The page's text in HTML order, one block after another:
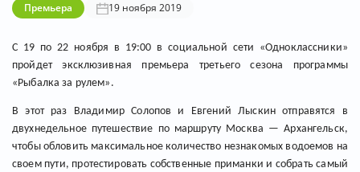
Премьера 19 ноября 2019
С 19 по 22 ноября в 19:00 в социальной сети «Одноклассники»
пройдет эксклюзивная премьера третьего сезона программы
«Рыбалка за рулем».
В этот раз Владимир Солопов и Евгений Лыскин отправятся в
двухнедельное путешествие по маршруту Москва — Архангельск,
чтобы обловить максимальное количество незнакомых водоемов на
своем пути, протестировать собственные приманки и собрать самый